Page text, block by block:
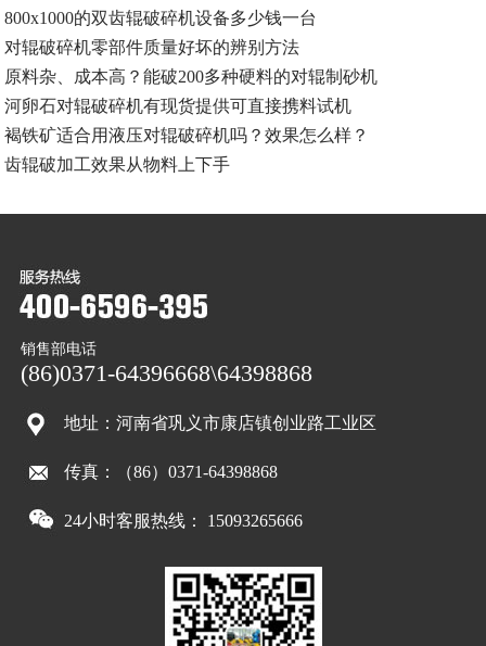
800x1000的双齿辊破碎机设备多少钱一台
对辊破碎机零部件质量好坏的辨别方法
原料杂、成本高？能破200多种硬料的对辊制砂机
河卵石对辊破碎机有现货提供可直接携料试机
褐铁矿适合用液压对辊破碎机吗？效果怎么样？
齿辊破加工效果从物料上下手
销售部电话
(86)0371-64396668\64398868
地址：河南省巩义市康店镇创业路工业区
传真：（86）0371-64398868
24小时客服热线： 15093265666